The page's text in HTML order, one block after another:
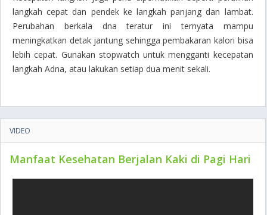
langkah cepat dan pendek ke langkah panjang dan lambat.
Perubahan berkala dna teratur ini ternyata mampu
meningkatkan detak jantung sehingga pembakaran kalori bisa
lebih cepat. Gunakan stopwatch untuk mengganti kecepatan
langkah Adna, atau lakukan setiap dua menit sekali.
VIDEO
Manfaat Kesehatan Berjalan Kaki di Pagi Hari